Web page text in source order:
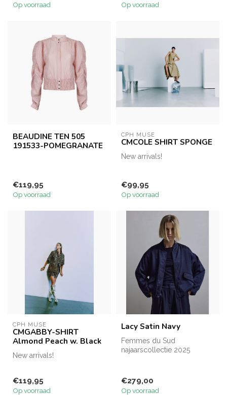
Op voorraad Op voorraad
BEAUDINE TEN 505
191533-POMEGRANATE
€119,95
Op voorraad
CPH MUSE
CMCOLE SHIRT SPONGE
New arrivals!
€99,95
Op voorraad
CPH MUSE
CMGABBY-SHIRT
Almond Peach w. Black
New arrivals!
€119,95
Op voorraad
Lacy Satin Navy
Femmes du Sud
najaarscollectie 2025
€279,00
Op voorraad